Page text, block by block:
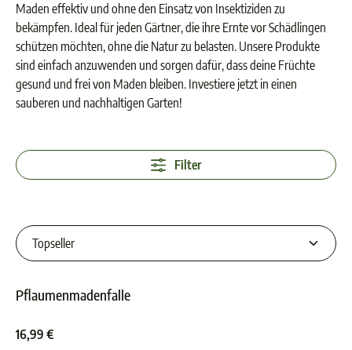
Maden effektiv und ohne den Einsatz von Insektiziden zu
bekämpfen. Ideal für jeden Gärtner, die ihre Ernte vor Schädlingen
schützen möchten, ohne die Natur zu belasten. Unsere Produkte
sind einfach anzuwenden und sorgen dafür, dass deine Früchte
gesund und frei von Maden bleiben. Investiere jetzt in einen
sauberen und nachhaltigen Garten!
Filter
Pflaumenmadenfalle
16,99 €